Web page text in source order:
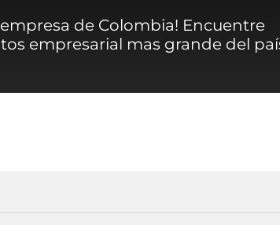
de Colombia! Encuentre
empresarial mas grande del